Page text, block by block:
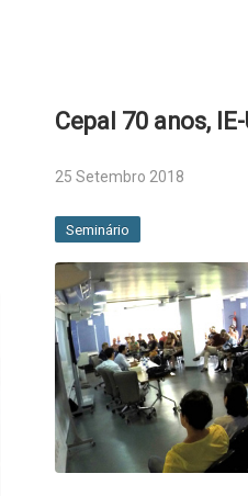
Cepal 70 anos,
25 Setembro 2018
Seminário